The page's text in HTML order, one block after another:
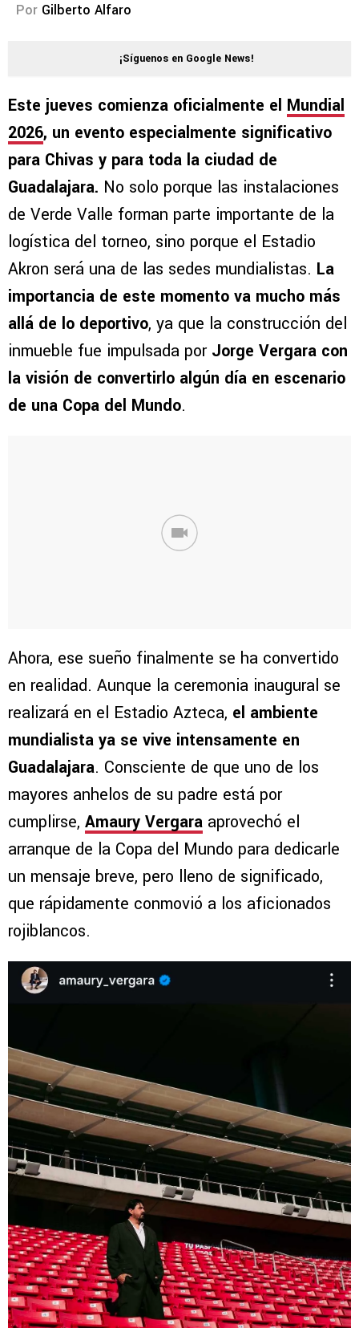
Por Gilberto Alfaro
¡Síguenos en Google News!
Este jueves comienza oficialmente el Mundial
2026, un evento especialmente significativo
para Chivas y para toda la ciudad de
Guadalajara. No solo porque las instalaciones
de Verde Valle forman parte importante de la
logística del torneo, sino porque el Estadio
Akron será una de las sedes mundialistas. La
importancia de este momento va mucho más
allá de lo deportivo, ya que la construcción del
inmueble fue impulsada por Jorge Vergara con
la visión de convertirlo algún día en escenario
de una Copa del Mundo.
Ahora, ese sueño finalmente se ha convertido
en realidad. Aunque la ceremonia inaugural se
realizará en el Estadio Azteca, el ambiente
mundialista ya se vive intensamente en
Guadalajara. Consciente de que uno de los
mayores anhelos de su padre está por
cumplirse, Amaury Vergara aprovechó el
arranque de la Copa del Mundo para dedicarle
un mensaje breve, pero lleno de significado,
que rápidamente conmovió a los aficionados
rojiblancos.